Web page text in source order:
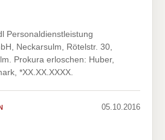
Personaldienstleistung
Neckarsulm, Rötelstr. 30,
Prokura erloschen: Huber,
*XX.XX.XXXX.
05.10.2016